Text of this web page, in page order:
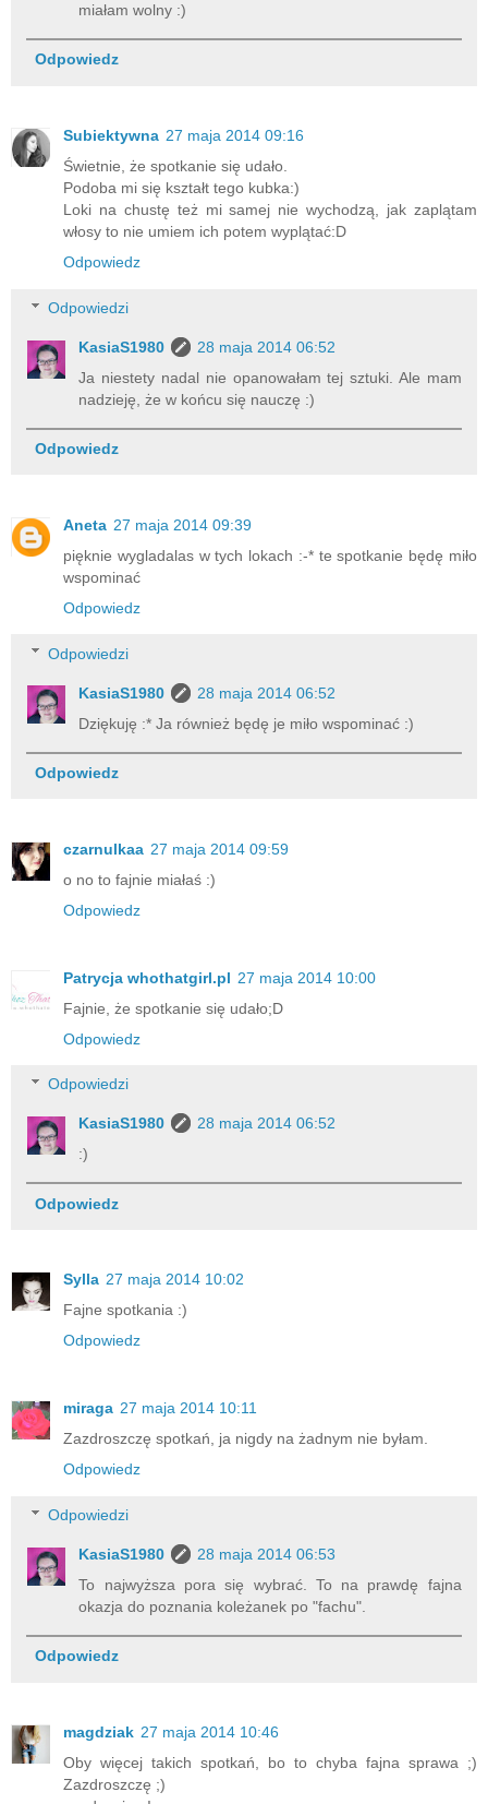
miałam wolny :)
Odpowiedz
Subiektywna 27 maja 2014 09:16
Świetnie, że spotkanie się udało.
Podoba mi się kształt tego kubka:)
Loki na chustę też mi samej nie wychodzą, jak zaplątam
włosy to nie umiem ich potem wyplątać:D
Odpowiedz
Odpowiedzi
KasiaS1980
28 maja 2014 06:52
Ja niestety nadal nie opanowałam tej sztuki. Ale mam
nadzieję, że w końcu się nauczę :)
Odpowiedz
Aneta 27 maja 2014 09:39
pięknie wygladalas w tych lokach :-* te spotkanie będę miło
wspominać
Odpowiedz
Odpowiedzi
KasiaS1980
28 maja 2014 06:52
Dziękuję :* Ja również będę je miło wspominać :)
Odpowiedz
czarnulkaa 27 maja 2014 09:59
o no to fajnie miałaś :)
Odpowiedz
Patrycja whothatgirl.pl 27 maja 2014 10:00
Fajnie, że spotkanie się udało;D
Odpowiedz
Odpowiedzi
KasiaS1980
28 maja 2014 06:52
:)
Odpowiedz
Sylla 27 maja 2014 10:02
Fajne spotkania :)
Odpowiedz
miraga 27 maja 2014 10:11
Zazdroszczę spotkań, ja nigdy na żadnym nie byłam.
Odpowiedz
Odpowiedzi
KasiaS1980
28 maja 2014 06:53
To najwyższa pora się wybrać. To na prawdę fajna
okazja do poznania koleżanek po "fachu".
Odpowiedz
magdziak 27 maja 2014 10:46
Oby więcej takich spotkań, bo to chyba fajna sprawa ;)
Zazdroszczę ;)